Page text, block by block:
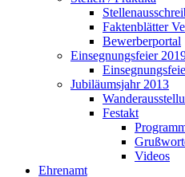
Faktenblätter
Bewerberportal
Einsegnungsfeier
Jubiläumsjahr 2013
Festakt
Videos
Ehrenamt